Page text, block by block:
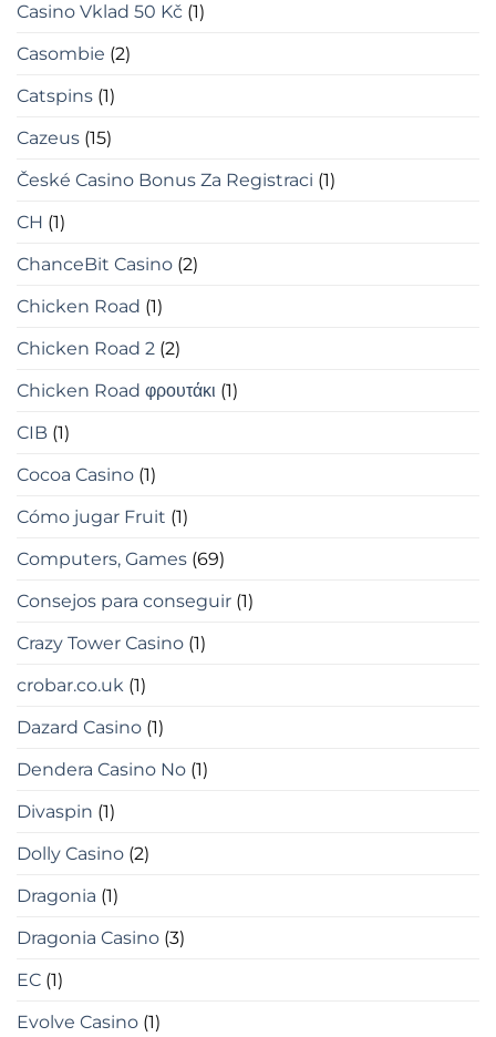
Casino Vklad 50 Kč (1)
Casombie (2)
Catspins (1)
Cazeus (15)
České Casino Bonus Za Registraci (1)
CH (1)
ChanceBit Casino (2)
Chicken Road (1)
Chicken Road 2 (2)
Chicken Road φρουτάκι (1)
CIB (1)
Cocoa Casino (1)
Cómo jugar Fruit (1)
Computers, Games (69)
Consejos para conseguir (1)
Crazy Tower Сasino (1)
crobar.co.uk (1)
Dazard Casino (1)
Dendera Casino No (1)
Divaspin (1)
Dolly Casino (2)
Dragonia (1)
Dragonia Casino (3)
EC (1)
Evolve Casino (1)